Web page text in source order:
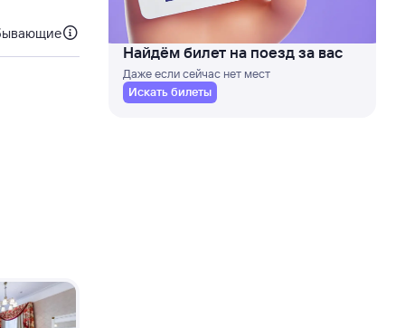
Найдём билет на поезд за вас
Даже если сейчас нет мест
Искать билеты